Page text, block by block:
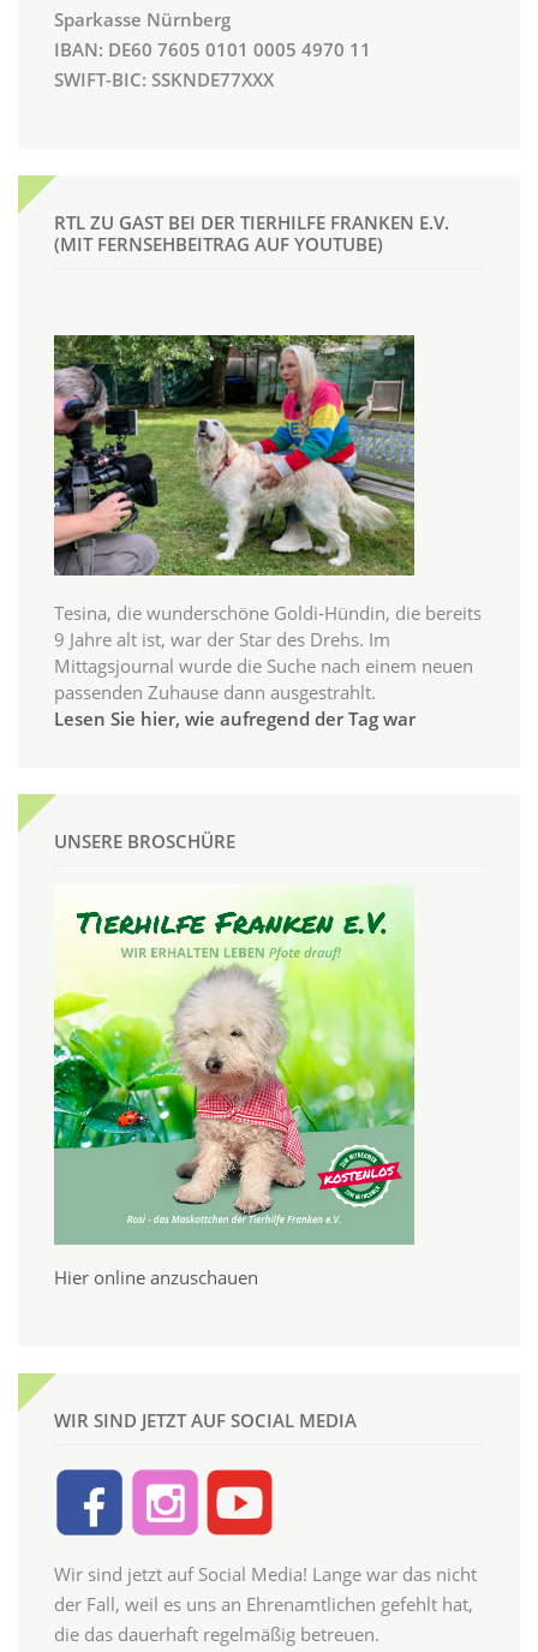
Sparkasse Nürnberg
IBAN: DE60 7605 0101 0005 4970 11
SWIFT-BIC: SSKNDE77XXX
RTL ZU GAST BEI DER TIERHILFE FRANKEN E.V.
(MIT FERNSEHBEITRAG AUF YOUTUBE)
Tesina, die wunderschöne Goldi-Hündin, die bereits
9 Jahre alt ist, war der Star des Drehs. Im
Mittagsjournal wurde die Suche nach einem neuen
passenden Zuhause dann ausgestrahlt.
Lesen Sie hier, wie aufregend der Tag war
UNSERE BROSCHÜRE
Hier online anzuschauen
WIR SIND JETZT AUF SOCIAL MEDIA
Wir sind jetzt auf Social Media! Lange war das nicht
der Fall, weil es uns an Ehrenamtlichen gefehlt hat,
die das dauerhaft regelmäßig betreuen.